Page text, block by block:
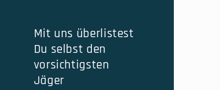
Mit uns überlistest
Du selbst den
vorsichtigsten
Jäger